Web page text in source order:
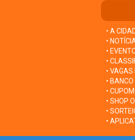
• A
•
•
•
• VAGAS
•
•
• SHOP
•
•